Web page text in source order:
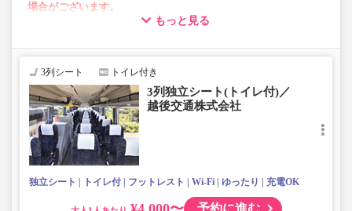
場合がございます。
・車両は予告なく変更となる場合がございます。これに伴い、
じめご了承ください。
・3列シートでゆったり快適なバス旅を。
・フリーWi-Fiが利用可能。※車両により異なります。
・車内トイレ完備で長旅でも安心。※車両により異なりま
す。
・座席にコンセント・USB設備あり。※車両により異なり
・車内は常時換気し、清掃・除菌を徹底。
もっと見る
3列シート トイレ付き
3列独立シート(トイレ付)／
越後交通株式会社
独立シート トイレ付 フットレスト Wi-Fi ゆったり 充電OK
予約に進む